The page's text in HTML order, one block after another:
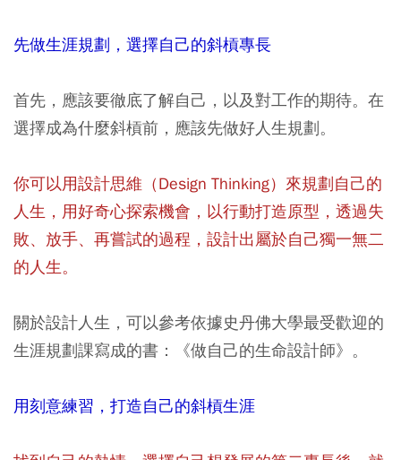
先做生涯規劃，選擇自己的斜槓專長
首先，應該要徹底了解自己，以及對工作的期待。在
選擇成為什麼斜槓前，應該先做好人生規劃。
你可以用設計思維（Design Thinking）來規劃自己的
人生，用好奇心探索機會，以行動打造原型，透過失
敗、放手、再嘗試的過程，設計出屬於自己獨一無二
的人生。
關於設計人生，可以參考依據史丹佛大學最受歡迎的
生涯規劃課寫成的書：《做自己的生命設計師》。
用刻意練習，打造自己的斜槓生涯